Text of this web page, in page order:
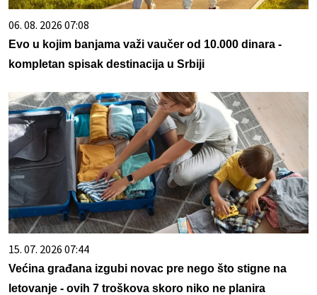
06. 08. 2026 07:08
Evo u kojim banjama važi vaučer od 10.000 dinara -
kompletan spisak destinacija u Srbiji
15. 07. 2026 07:44
Većina građana izgubi novac pre nego što stigne na
letovanje - ovih 7 troškova skoro niko ne planira